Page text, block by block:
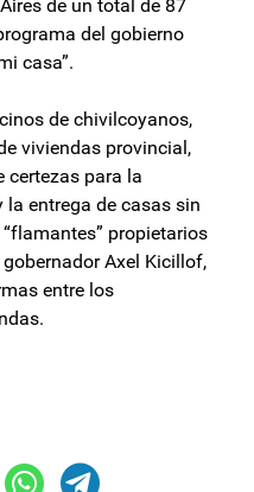
de un total de 87
del gobierno
casa”.
de chivilcoyanos,
viviendas provincial,
certezas para la
entrega de casas sin
propietarios
Axel Kicillof,
entre los
en la previa de la marcha a
El Partido Justicialista y otros